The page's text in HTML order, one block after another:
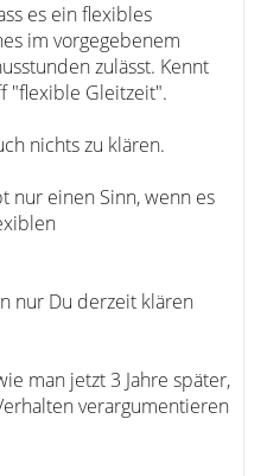
es ein flexibles
im vorgegebenem
zulässt. Kennt
"flexible Gleitzeit".
nichts zu klären.
nur einen Sinn, wenn es
nur Du derzeit klären
man jetzt 3 Jahre später,
verargumentieren